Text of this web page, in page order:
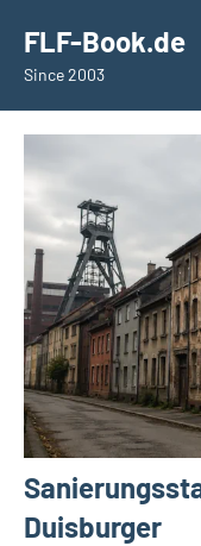
springen
Inhalt
springen
FLF-Book.de
Since 2003
Duisburger